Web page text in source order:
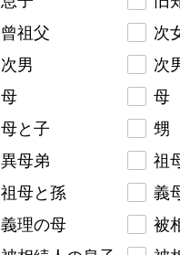
曾祖父
次
次男
次
母
母
母と子
甥
異母弟
祖
祖母と孫
義
義理の母
被